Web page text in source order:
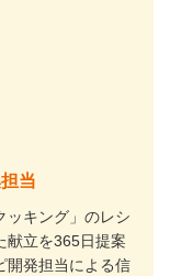
当
ッキング」のレシ
献立を365日提案
開発担当による信